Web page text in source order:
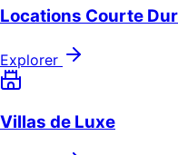
Locations Courte
Explorer
Villas de Luxe